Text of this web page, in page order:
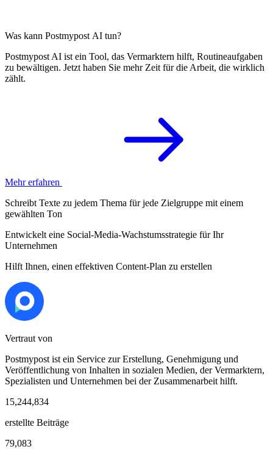
Was kann Postmypost AI tun?
Postmypost AI ist ein Tool, das Vermarktern hilft, Routineaufgaben
zu bewältigen. Jetzt haben Sie mehr Zeit für die Arbeit, die wirklich
zählt.
Mehr erfahren
Schreibt Texte zu jedem Thema für jede Zielgruppe mit einem
gewählten Ton
Entwickelt eine Social-Media-Wachstumsstrategie für Ihr
Unternehmen
Hilft Ihnen, einen effektiven Content-Plan zu erstellen
Vertraut von
Postmypost ist ein Service zur Erstellung, Genehmigung und
Veröffentlichung von Inhalten in sozialen Medien, der Vermarktern,
Spezialisten und Unternehmen bei der Zusammenarbeit hilft.
15,244,834
erstellte Beiträge
79,083